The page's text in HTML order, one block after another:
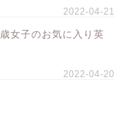
2022-04-21
女子のお気に入り英
2022-04-20